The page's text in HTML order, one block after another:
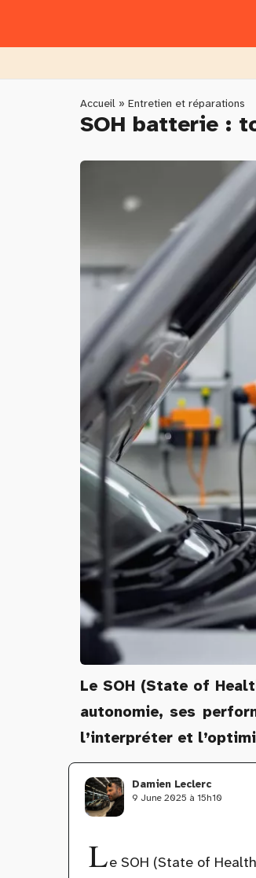
You
are
here
Accueil » Entretien et réparations
SOH batterie :
Le SOH (State of
autonomie, ses
l’interpréter et
Damien Leclerc
9 June 2025 à 15h10
Le SOH (State of